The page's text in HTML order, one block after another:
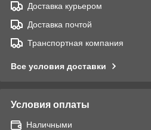
Доставка курьером
Доставка почтой
Транспортная компания
Все условия доставки
Условия оплаты
Наличными